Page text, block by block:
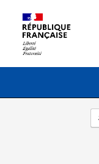
Menu principal